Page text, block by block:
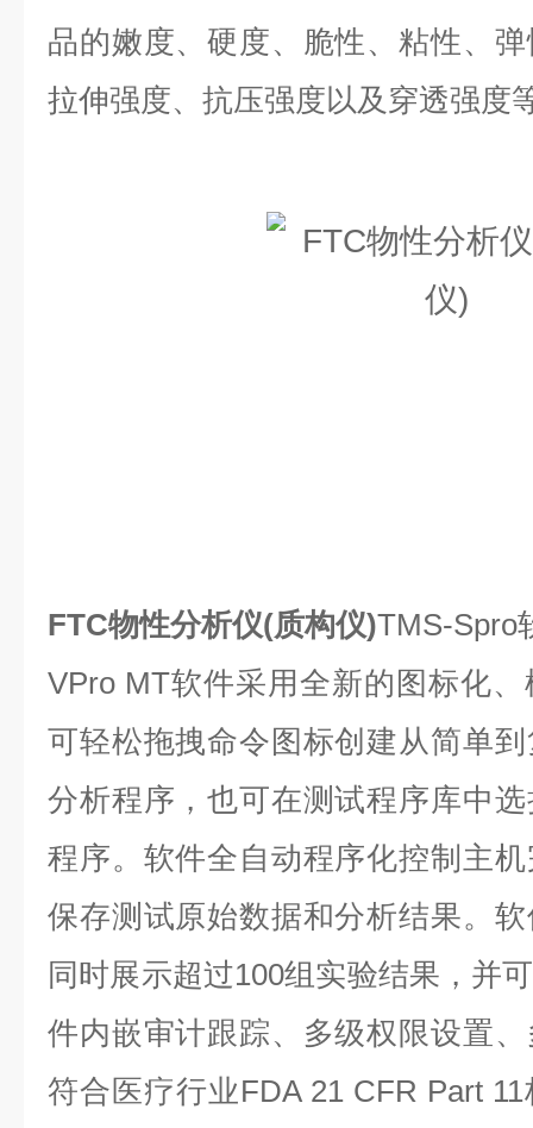
品的嫩度、硬度、脆性、粘性、
拉伸强度、抗压强度以及穿透强度
FTC物性分析仪(质构仪)TMS-Spro
VPro MT软件采用全新的图标化
可轻松拖拽命令图标创建从简单
分析程序，也可在测试程序库中
程序。软件全自动程序化控制主
保存测试原始数据和分析结果。
同时展示超过100组实验结果，并
件内嵌审计跟踪、多级权限设置
符合医疗行业FDA 21 CFR Part